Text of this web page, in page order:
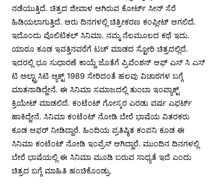
ನಡೆಯುತ್ತಿದೆ. ಚಿತ್ರದ ಜೀವಾಳ ಆಗಿರುವ ಕೋರ್ಟ್ ಸೀನ್ ಸೆರೆ
ಹಿಡಿಯಲಾಗುತ್ತಿದೆ. ಆರು ದಿನಗಳಲ್ಲಿ ಚಿತ್ರೀಕರಣ ಕಂಪ್ಲೀಟ್ ಆಗಲಿದೆ.
ಇದೊಂದು ಪೊಲಿಟಿಕಲ್ ಸಿನಿಮಾ. ನಮ್ಮ ನೆಲಮೂಲದ ಕಥೆ ಇದು.
ಯಾರೂ ಕೂಡ ಇವತ್ತಿನವರೆಗೆ ಟಚ್ ಮಾಡದ ಸ್ಟೋರಿ ಚಿತ್ರದಲ್ಲಿದೆ.
ಇದರಲ್ಲಿ ಭೂ ಸುಧಾರಣೆ ಕಾಯ್ದೆ ಜೊತೆಗೆ ಪ್ರಿವೆಂಶನ್ ಆಫ್ ಎಸ್ ಸಿ ಎಸ್
ಟಿ ಅಲ್ಟ್ರಾಸಿಟಿ ಆ್ಯಕ್ಟ್ 1989 ಸೇರಿದಂತೆ ಹಲವು ವಿಚಾರಗಳ ಬಗ್ಗೆ
ಮಾತನಾಡಿದ್ದೇನೆ. ಈ ಸಿನಿಮಾ ಸಮಾಜದಲ್ಲಿ ತುಂಬಾ ಇಂಪ್ಯಾಕ್ಟ್
ಕ್ರಿಯೇಟ್ ಮಾಡಲಿದೆ. ಕಂಟೆಂಟ್ ಗೋಸ್ಕರ ಎರಡು ವರ್ಷ ಎಫರ್ಟ್
ಹಾಕಿದ್ದೇನೆ. ಸಿನಿಮಾ ಕಂಟೆಂಟ್ ನೋಡಿ ಬೇರೆ ಭಾಷೆಯ ವಿತರಕರು
ಕೂಡ ಆಫರ್ ನೀಡಿದ್ದಾರೆ. ಹಿಂದಿಯ ಪ್ರತಿಷ್ಠಿತ ಕಂಪನಿ ಕೂಡ ಈ
ಸಿನಿಮಾ ಕಂಟೆಂಟ್ ನೋಡಿ ಇಂಪ್ರೆಸ್ ಆಗಿದ್ದಾರೆ. ಮುಂದಿನ ದಿನಗಳಲ್ಲಿ
ಬೇರೆ ಭಾಷೆಯಲ್ಲಿ ಈ ಸಿನಿಮಾ ಮೂಡಿ ಬರುವ ಸಾಧ್ಯತೆ ಇದೆ ಎಂದು
ಚಿತ್ರದ ಬಗ್ಗೆ ಮಾಹಿತಿ ಹಂಚಿಕೊಂಡ್ರು.